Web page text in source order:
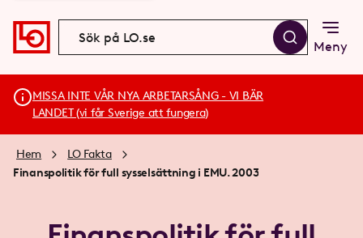
Meny
MISSA INTE VÅR NYA ARBETARSÅNG - VI BÄR
LANDET (vi får Sverige att fungera)
Hem
LO Fakta
Finanspolitik för full sysselsättning i EMU. 2003